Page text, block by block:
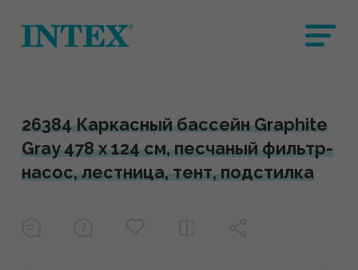
26384 Каркасный бассейн Graphite
Gray 478 х 124 см, песчаный фильтр-
насос, лестница, тент, подстилка